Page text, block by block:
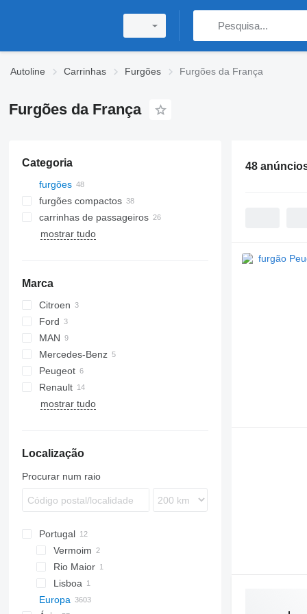
Autoline Carrinhas Furgões Furgões da França
Furgões da França
Categoria
furgões
furgões compactos
carrinhas de passageiros
mostrar tudo
Marca
Citroen
Jumper
Jumpy
Ducato
Scudo
Ford
Transit
Daily
MAN
TGE
Mercedes-Benz
Sprinter
NV
Movano
Peugeot
Boxer
Expert
Renault
Master
Caravelle
mostrar tudo
Localização
Procurar num raio
Portugal
Vermoim
Rio Maior
Lisboa
Europa
48